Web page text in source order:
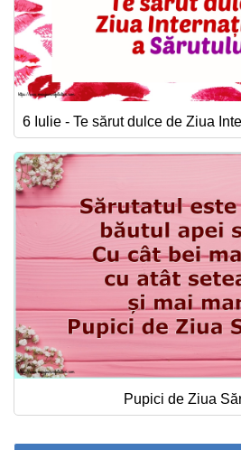
6 Iulie - Te sărut dulce de Ziua
Pupici de Ziua